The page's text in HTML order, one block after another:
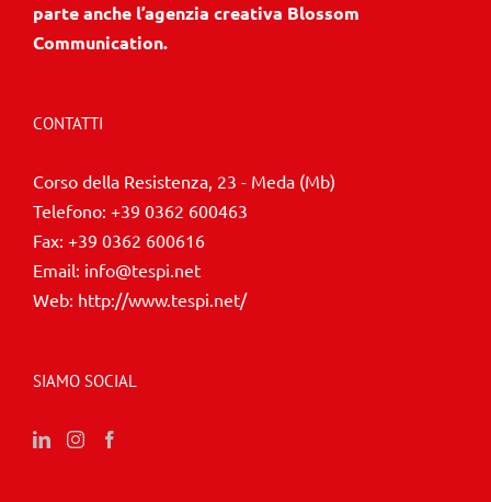
parte anche l’agenzia creativa Blossom
Communication.
CONTATTI
Corso della Resistenza, 23 - Meda (Mb)
Telefono: +39 0362 600463
Fax: +39 0362 600616
Email: info@tespi.net
Web: http://www.tespi.net/
SIAMO SOCIAL